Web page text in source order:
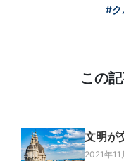
#ク
この
文明が
2021年11